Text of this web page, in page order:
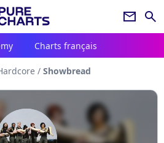
newsletter search
Charts français
/ Showbread